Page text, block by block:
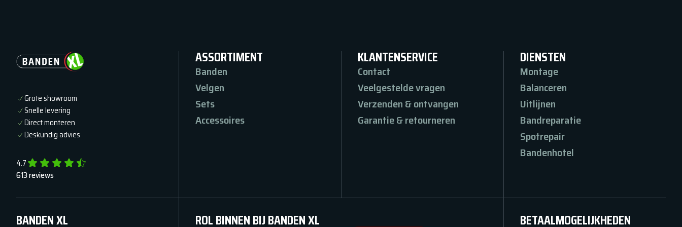
4.7
613reviews
Grote showroom
Snelle levering
Direct monteren
Deskundig advies
ASSORTIMENT
Banden
Velgen
Sets
Accessoires
KLANTENSERVICE
Contact
Veelgestelde vragen
Verzenden & ontvangen
Garantie & retourneren
DIENSTEN
Montage
Balanceren
Uitlijnen
Bandreparatie
Spotrepair
Bandenhotel
BANDEN XL ROL BINNEN BIJ BANDEN XL BETAALMOGELIJKHEDEN